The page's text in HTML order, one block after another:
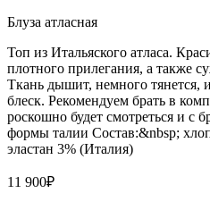
Блуза атласная
Топ из Итальяского атласа.
плотного прилегания, а также
Ткань дышит, немного тянется,
блеск. Рекомендуем брать в
роскошно будет смотреться и с
формы талии Состав:&nbsp;
эластан 3% (Италия)
11 900₽